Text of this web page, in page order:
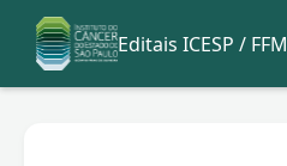
Editais ICESP / FFM